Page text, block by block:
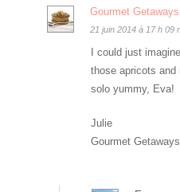
Gourmet Getaways
21 juin 2014 à 17 h 09
I could just
those apricots and
solo yummy, Eva!
Julie
Gourmet Getaways